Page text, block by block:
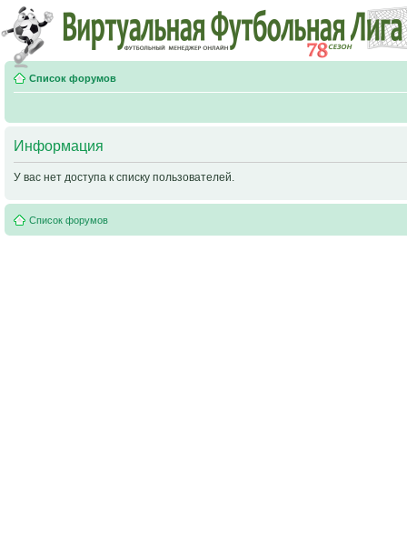
Список форумов
Информация
У вас нет доступа к списку пользователей.
Список форумов